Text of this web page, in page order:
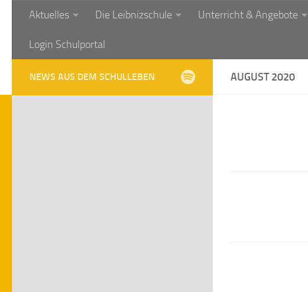
Zum Inhalt springen
Aktuelles Die Leibnizschule Unterricht & Angebote
Login Schulportal
AUGUST 2020
NEWS AUS DEM SCHULLEBEN